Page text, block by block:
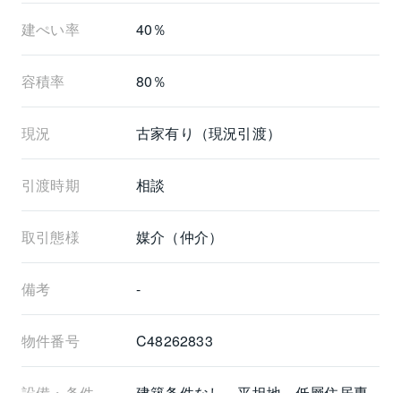
建ぺい率 40％
容積率 80％
現況 古家有り（現況引渡）
引渡時期 相談
取引態様 媒介（仲介）
備考 -
物件番号 C48262833